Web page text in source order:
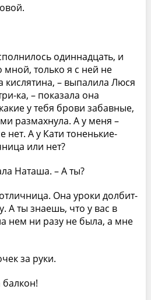
одиннадцать, и
мной, только я с ней не
кислятина, – выпалила Люся
ка, – показала она
у тебя брови забавные,
размахнула. А у меня –
нет. А у Кати тоненькие-
или нет?
Наташа. – А ты?
Она уроки долбит-
А ты знаешь, что у вас в
нем ни разу не была, а мне
за руки.